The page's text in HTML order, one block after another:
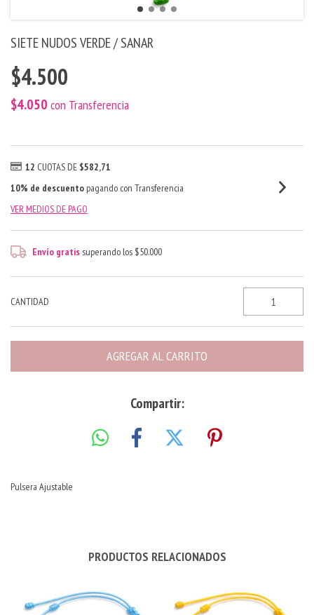
SIETE NUDOS VERDE / SANAR
$4.500
$4.050 con Transferencia
12 CUOTAS DE $582,71
10% de descuento pagando con Transferencia
VER MEDIOS DE PAGO
Envío gratis superando los $50.000
CANTIDAD
Compartir:
Pulsera Ajustable
PRODUCTOS RELACIONADOS